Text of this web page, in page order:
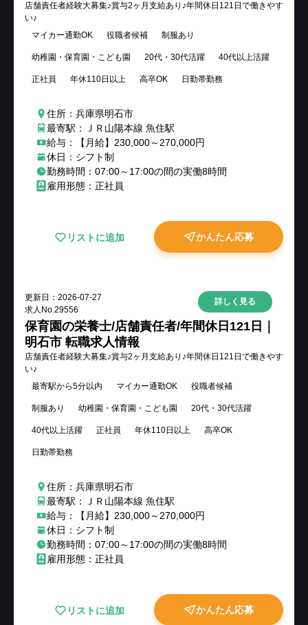
店舗責任者経験大募集♪賞与2ヶ月支給あり♪年間休日121日で働きやす
い♪
マイカー通勤OK
役職者候補 制服あり
幼稚園・保育園・こども園 20代・30代活躍 40代以上活躍
正社員 年休110日以上 高卒OK 日勤帯勤務
住所：兵庫県明石市
最寄駅：ＪＲ山陽本線 魚住駅
給与：【月給】230,000～270,000円
休日：シフト制
勤務時間：07:00～17:00の間の実働8時間
雇用形態：正社員
リストに追加 かんたん応募
更新日： 2026-07-27
求人No.29556
詳しく見る
保育園の栄養士/店舗責任者/年間休日121日｜
明石市 転職求人情報
店舗責任者経験大募集♪賞与2ヶ月支給あり♪年間休日121日で働きやす
い♪
最寄駅から5分以内
マイカー通勤OK 役職者候補
制服あり 幼稚園・保育園・こども園 20代・30代活躍
40代以上活躍 正社員 年休110日以上 高卒OK
日勤帯勤務
住所：兵庫県明石市
最寄駅：ＪＲ山陽本線 魚住駅
給与：【月給】230,000～270,000円
休日：シフト制
勤務時間：07:00～17:00の間の実働8時間
雇用形態：正社員
リストに追加 かんたん応募